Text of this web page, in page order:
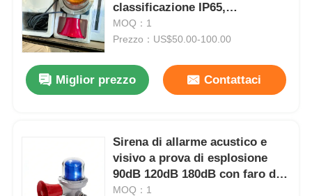
classificazione IP65,
alloggiamento in lega di
alluminio e faro a LED
MOQ：1
Prezzo：US$50.00-100.00
Miglior prezzo Contattaci
Sirena di allarme acustico e
visivo a prova di esplosione
90dB 120dB 180dB con faro di
avvertimento
MOQ：1